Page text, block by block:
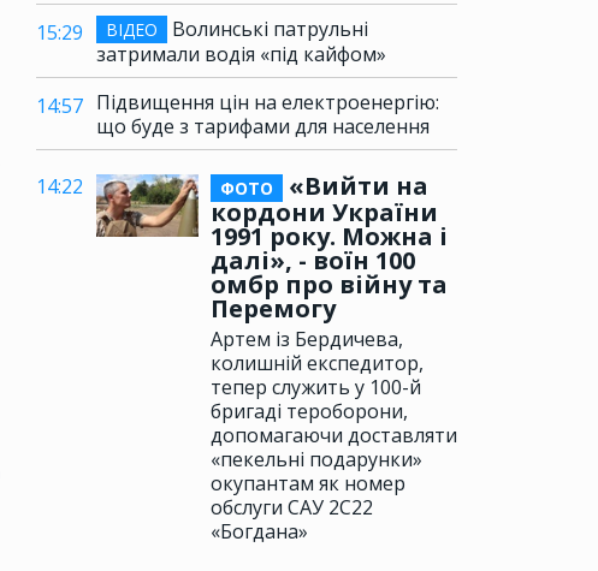
15:29
ВІДЕО
Волинські патрульні
затримали водія «під кайфом»
14:57 Підвищення цін на електроенергію:
що буде з тарифами для населення
14:22 ФОТО
«Вийти на
кордони України
1991 року. Можна і
далі», - воїн 100
омбр про війну та
Перемогу
Артем із Бердичева,
колишній експедитор,
тепер служить у 100-й
бригаді тероборони,
допомагаючи доставляти
«пекельні подарунки»
окупантам як номер
обслуги САУ 2С22
«Богдана»